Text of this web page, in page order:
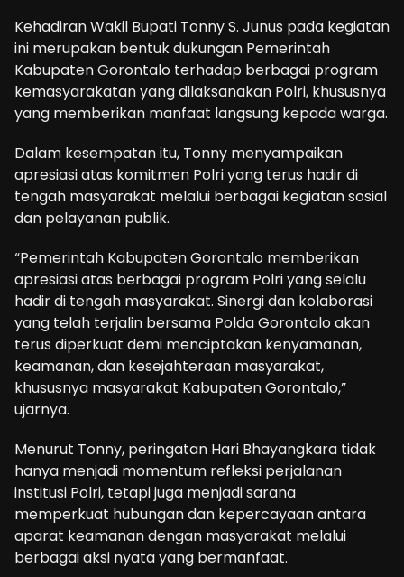
Kehadiran Wakil Bupati Tonny S. Junus pada kegiatan
ini merupakan bentuk dukungan Pemerintah
Kabupaten Gorontalo terhadap berbagai program
kemasyarakatan yang dilaksanakan Polri, khususnya
yang memberikan manfaat langsung kepada warga.
Dalam kesempatan itu, Tonny menyampaikan
apresiasi atas komitmen Polri yang terus hadir di
tengah masyarakat melalui berbagai kegiatan sosial
dan pelayanan publik.
“Pemerintah Kabupaten Gorontalo memberikan
apresiasi atas berbagai program Polri yang selalu
hadir di tengah masyarakat. Sinergi dan kolaborasi
yang telah terjalin bersama Polda Gorontalo akan
terus diperkuat demi menciptakan kenyamanan,
keamanan, dan kesejahteraan masyarakat,
khususnya masyarakat Kabupaten Gorontalo,”
ujarnya.
Menurut Tonny, peringatan Hari Bhayangkara tidak
hanya menjadi momentum refleksi perjalanan
institusi Polri, tetapi juga menjadi sarana
memperkuat hubungan dan kepercayaan antara
aparat keamanan dengan masyarakat melalui
berbagai aksi nyata yang bermanfaat.